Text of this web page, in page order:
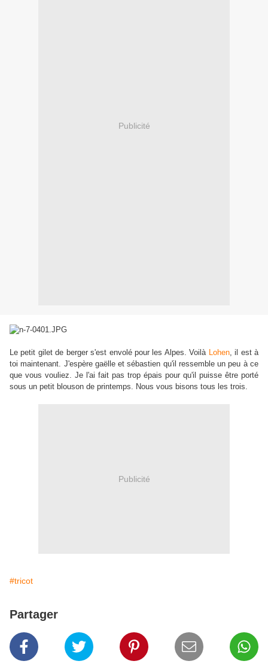
Publicité
Le petit gilet de berger s'est envolé pour les Alpes. Voilà Lohen, il est à
toi maintenant. J'espère gaëlle et sébastien qu'il ressemble un peu à ce
que vous vouliez. Je l'ai fait pas trop épais pour qu'il puisse être porté
sous un petit blouson de printemps. Nous vous bisons tous les trois.
Publicité
#tricot
Partager